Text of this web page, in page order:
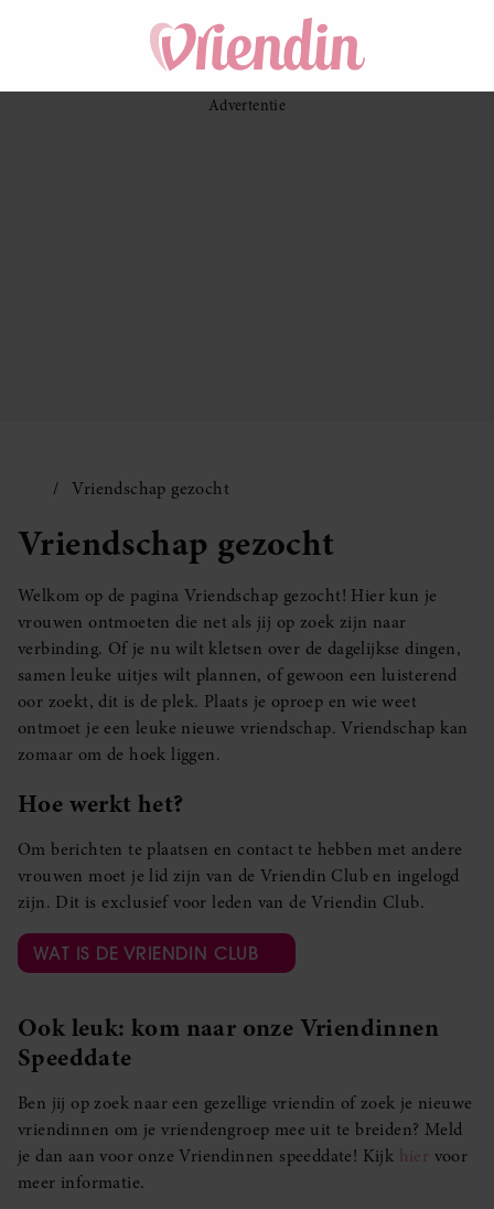
Vriendschap gezocht
Vriendschap gezocht
Welkom op de pagina Vriendschap gezocht! Hier kun je
vrouwen ontmoeten die net als jij op zoek zijn naar
verbinding. Of je nu wilt kletsen over de dagelijkse dingen,
samen leuke uitjes wilt plannen, of gewoon een luisterend
oor zoekt, dit is de plek. Plaats je oproep en wie weet
ontmoet je een leuke nieuwe vriendschap. Vriendschap kan
zomaar om de hoek liggen.
Hoe werkt het?
Om berichten te plaatsen en contact te hebben met andere
vrouwen moet je lid zijn van de Vriendin Club en ingelogd
zijn. Dit is exclusief voor leden van de Vriendin Club.
WAT IS DE VRIENDIN CLUB
Ook leuk: kom naar onze Vriendinnen
Speeddate
Ben jij op zoek naar een gezellige vriendin of zoek je nieuwe
vriendinnen om je vriendengroep mee uit te breiden? Meld
je dan aan voor onze Vriendinnen speeddate! Kijk hier voor
meer informatie.